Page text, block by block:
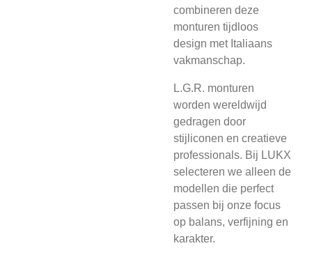
combineren deze
monturen tijdloos
design met Italiaans
vakmanschap.
L.G.R. monturen
worden wereldwijd
gedragen door
stijliconen en creatieve
professionals. Bij LUKX
selecteren we alleen de
modellen die perfect
passen bij onze focus
op balans, verfijning en
karakter.